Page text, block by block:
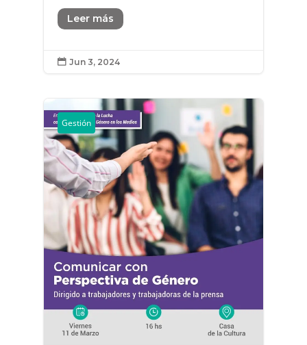
Leer más
 Jun 3, 2024
Gestión